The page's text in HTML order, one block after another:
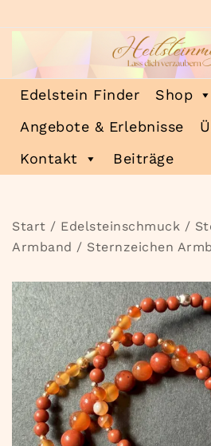
Inhalt
Heilsteinmagie
Lass dich verzaubern
Edelstein Finder
Shop
Angebote & Erlebnisse
Kontakt
Beiträge
Start / Edelsteinschmuck /
Armband / Sternzeichen